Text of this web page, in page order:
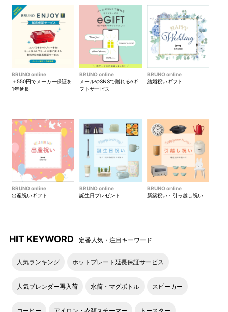
BRUNO online
＋550円でメーカー保証を
1年延長
BRUNO online
メールやSNSで贈れるeギ
フトサービス
BRUNO online
結婚祝いギフト
BRUNO online
出産祝いギフト
BRUNO online
誕生日プレゼント
BRUNO online
新築祝い・引っ越し祝い
HIT KEYWORD 定番人気・注目キーワード
人気ランキング ホットプレート延長保証サービス
人気ブレンダー再入荷 水筒・マグボトル スピーカー